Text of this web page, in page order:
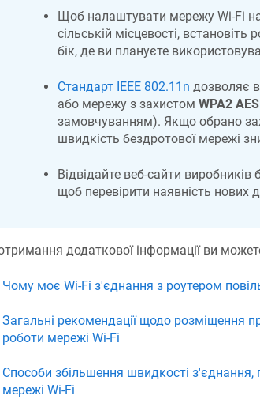
Щоб налаштувати мережу Wi-Fi
сільській місцевості,
бік, де ви плануєте
Cтандарт IEEE 802.11n дозволяє
або мережу з захистом WPA2 AES
замовчуванням). Якщо обрано
швидкість бездротової мережі
Відвідайте веб-сайти виробників
щоб перевірити наявність нових
додаткової інформації ви
Чому моє Wi-Fi з'єднання з роутером
Загальні рекомендації щодо розміщення
роботи мережі Wi-Fi
Способи збільшення швидкості з'єднання,
мережі Wi-Fi